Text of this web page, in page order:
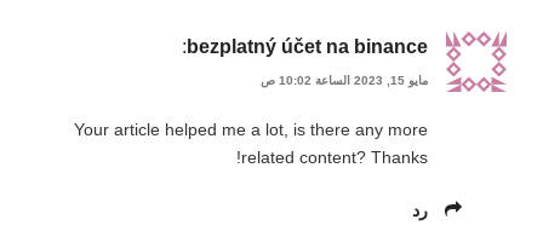
bezplatný účet na binance
:
مايو 15, 2023 الساعة 10:02 ص
Your article helped me a lot, is there any more
related content? Thanks!
رد